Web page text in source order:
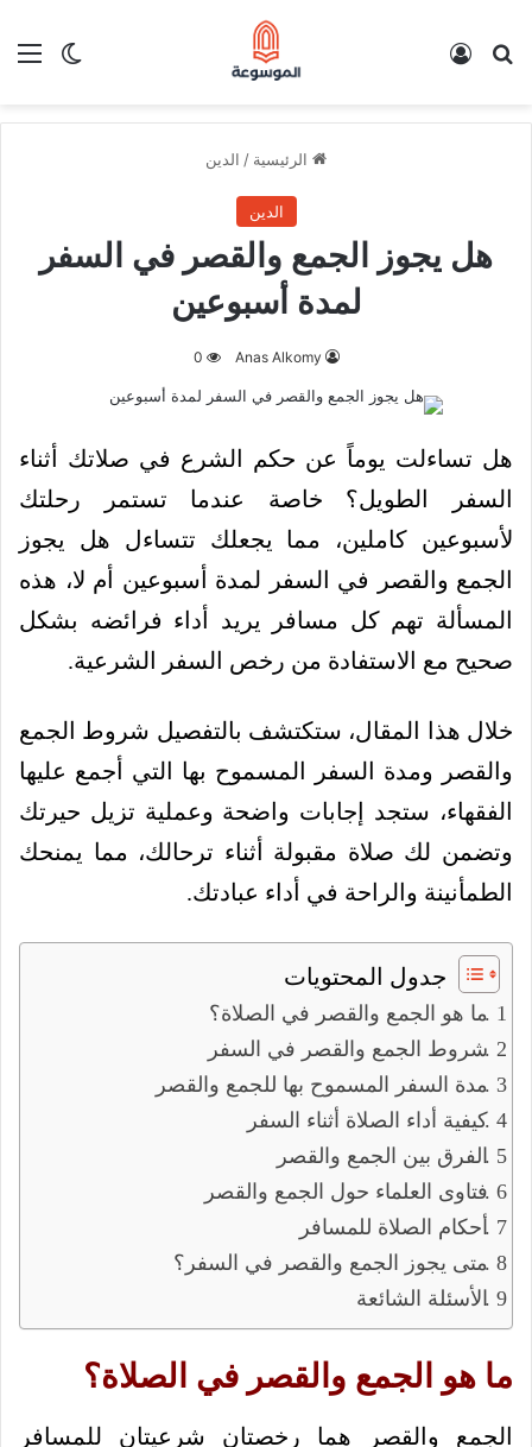
الوضع بحث عن
الرئيسية / الدين
الدين
هل يجوز الجمع والقصر في السفر
لمدة أسبوعين
Anas Alkomy
0
هل تساءلت يوماً عن حكم الشرع في صلاتك أثناء
السفر الطويل؟ خاصة عندما تستمر رحلتك
لأسبوعين كاملين، مما يجعلك تتساءل هل يجوز
الجمع والقصر في السفر لمدة أسبوعين أم لا، هذه
المسألة تهم كل مسافر يريد أداء فرائضه بشكل
صحيح مع الاستفادة من رخص السفر الشرعية.
خلال هذا المقال، ستكتشف بالتفصيل شروط الجمع
والقصر ومدة السفر المسموح بها التي أجمع عليها
الفقهاء، ستجد إجابات واضحة وعملية تزيل حيرتك
وتضمن لك صلاة مقبولة أثناء ترحالك، مما يمنحك
الطمأنينة والراحة في أداء عبادتك.
جدول المحتويات
ما هو الجمع والقصر في الصلاة؟
شروط الجمع والقصر في السفر
مدة السفر المسموح بها للجمع والقصر
كيفية أداء الصلاة أثناء السفر
الفرق بين الجمع والقصر
فتاوى العلماء حول الجمع والقصر
أحكام الصلاة للمسافر
متى يجوز الجمع والقصر في السفر؟
الأسئلة الشائعة
ما هو الجمع والقصر في الصلاة؟
الجمع والقصر هما رخصتان شرعيتان للمسافر